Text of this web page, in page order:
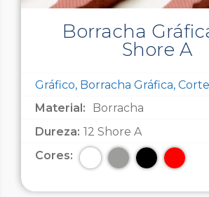
Borracha
Shore A
Gráfico, Borracha Gráfica,
Material:
Borracha
Dureza: 12 Shore A
Cores: